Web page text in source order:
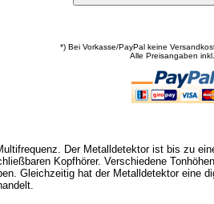
*) Bei Vorkasse/PayPal keine
Alle Preisangaben
Der Metalldetektor ist bis zu
Kopfhörer. Verschiedene
Gleichzeitig hat der Metalldetektor eine